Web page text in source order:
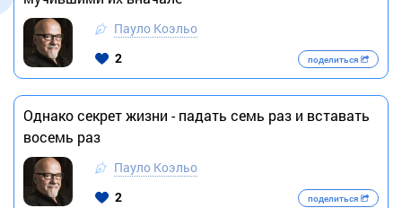
Пауло Коэльо
2
поделиться
Однако секрет жизни - падать семь раз и вставать
восемь раз
Пауло Коэльо
2
поделиться